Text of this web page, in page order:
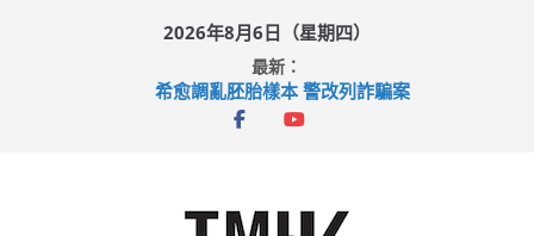
2026年8月6日（星期四）
最新：
希愈調亂胚胎樣本 警改列詐騙案
足球盛會次場激戰 祖雲達斯挫車路士